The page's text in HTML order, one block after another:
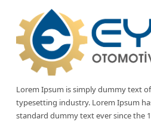
Lorem Ipsum is simply dummy text
typesetting industry. Lorem Ipsum
standard dummy text ever since the